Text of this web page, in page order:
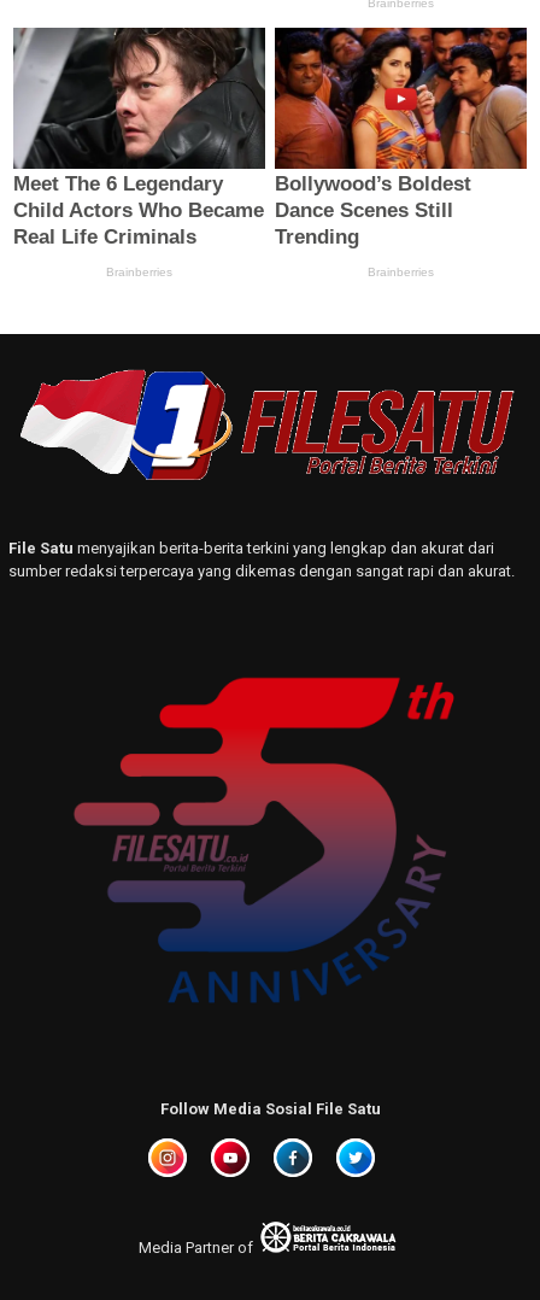
File Satu menyajikan berita-berita terkini yang lengkap dan akurat dari
sumber redaksi terpercaya yang dikemas dengan sangat rapi dan akurat.
Follow Media Sosial File Satu
Media Partner of